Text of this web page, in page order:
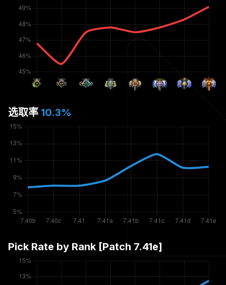
选取率 10.3%
Pick Rate by Rank [Patch 7.41e]